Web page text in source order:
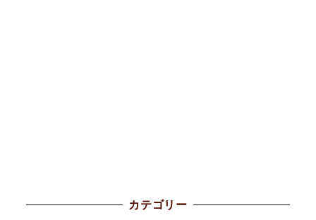
カテゴリー